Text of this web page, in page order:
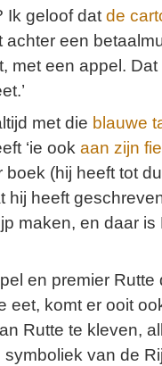
Ik geloof dat de
een
met een appel.
met die blauwe
‘ie ook aan zijn
(hij heeft tot
hij heeft
maken, en daar is
en premier Rutte
eet, komt er ooit
Rutte te kleven,
van de